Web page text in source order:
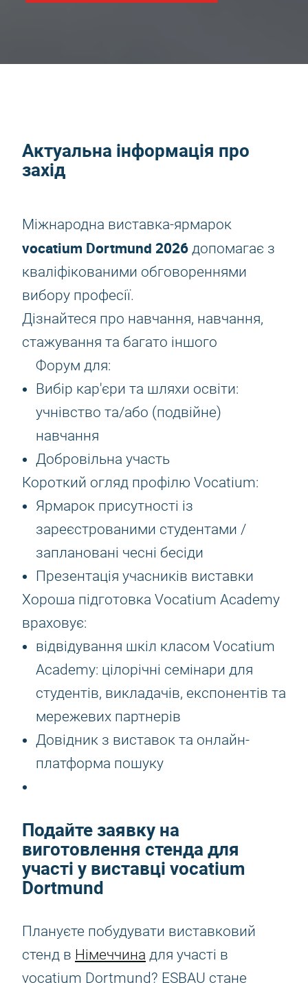
Актуальна інформація про
захід
Міжнародна виставка-ярмарок
vocatium Dortmund 2026 допомагає з
кваліфікованими обговореннями
вибору професії.
Дізнайтеся про навчання, навчання,
стажування та багато іншого
Форум для:
Вибір кар'єри та шляхи освіти:
учнівство та/або (подвійне)
навчання
Добровільна участь
Короткий огляд профілю Vocatium:
Ярмарок присутності із
зареєстрованими студентами /
заплановані чесні бесіди
Презентація учасників виставки
Хороша підготовка Vocatium Academy
враховує:
відвідування шкіл класом Vocatium
Academy: цілорічні семінари для
студентів, викладачів, експонентів та
мережевих партнерів
Довідник з виставок та онлайн-
платформа пошуку
Подайте заявку на
виготовлення стенда для
участі у виставці vocatium
Dortmund
Плануєте побудувати виставковий
стенд в Німеччина для участі в
vocatium Dortmund? ESBAU стане